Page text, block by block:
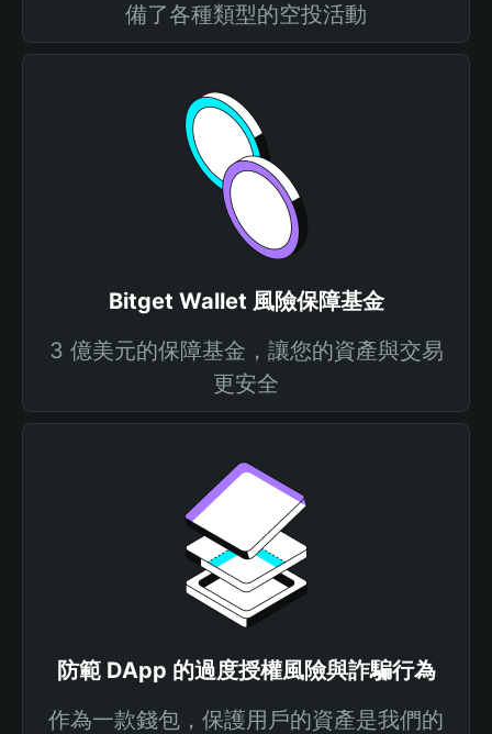
備了各種類型的空投活動
Bitget Wallet 風險保障基金
3 億美元的保障基金，讓您的資產與交易
更安全
防範 DApp 的過度授權風險與詐騙行為
作為一款錢包，保護用戶的資產是我們的